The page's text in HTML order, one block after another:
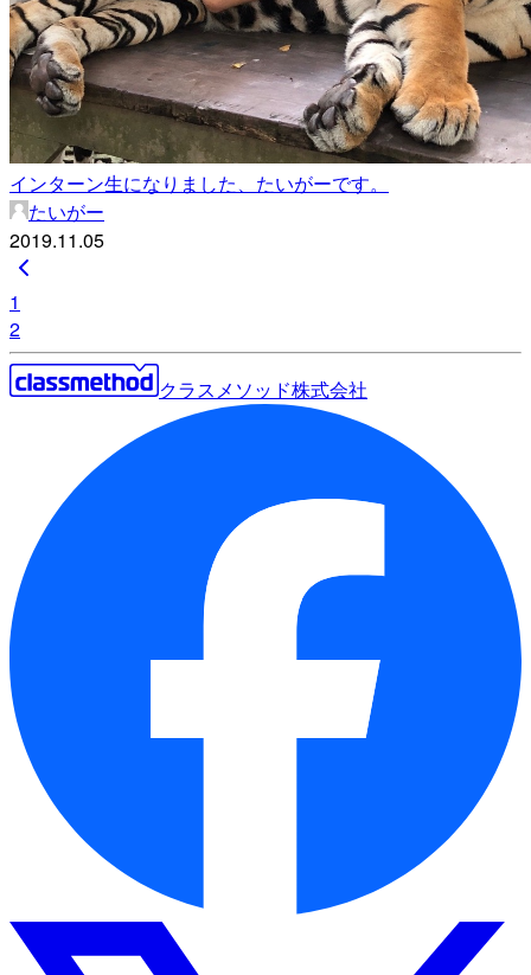
インターン生になりました、たいがーです。
たいがー
2019.11.05
1
2
クラスメソッド株式会社